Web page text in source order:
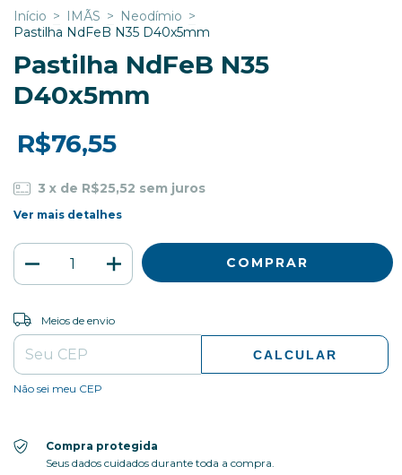
Início > IMÃS > Neodímio >
Pastilha NdFeB N35 D40x5mm
Pastilha NdFeB N35
D40x5mm
R$76,55
3 x de R$25,52 sem juros
Ver mais detalhes
Entregas para o CEP:
Meios de envio
CALCULAR
Não sei meu CEP
Compra protegida
Seus dados cuidados durante toda a compra.